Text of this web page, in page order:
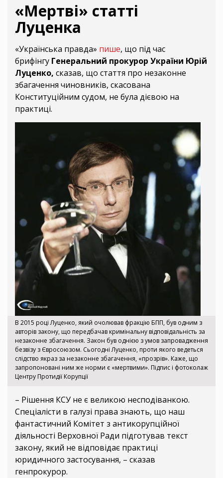
«Мертві» статті
Луценка
«Українська правда» пише, що під час
брифінгу Генеральний прокурор України Юрій
Луценко, сказав, що стаття про незаконне
збагачення чиновників, скасована
Конституційним судом, не була дієвою на
практиці.
В 2015 році Луценко, який очолював фракцію БПП, був одним з
авторів закону, що передбачав кримінальну відповідальність за
незаконне збагачення. Закон був однією з умов запровадження
безвізу з Євросоюзом. Сьогодні Луценко, проти якого ведеться
слідство якраз за незаконне збагачення, «прозрів». Каже, що
запропоновані ним же норми є «мертвими». Підпис і фотоколаж
Центру Протидії Корупції
– Рішення КСУ не є великою несподіванкою.
Спеціалісти в галузі права знають, що наш
фантастичний Комітет з антикорупційної
діяльності Верховної Ради підготував текст
закону, який не відповідає практиці
юридичного застосування, – сказав
генпрокурор.